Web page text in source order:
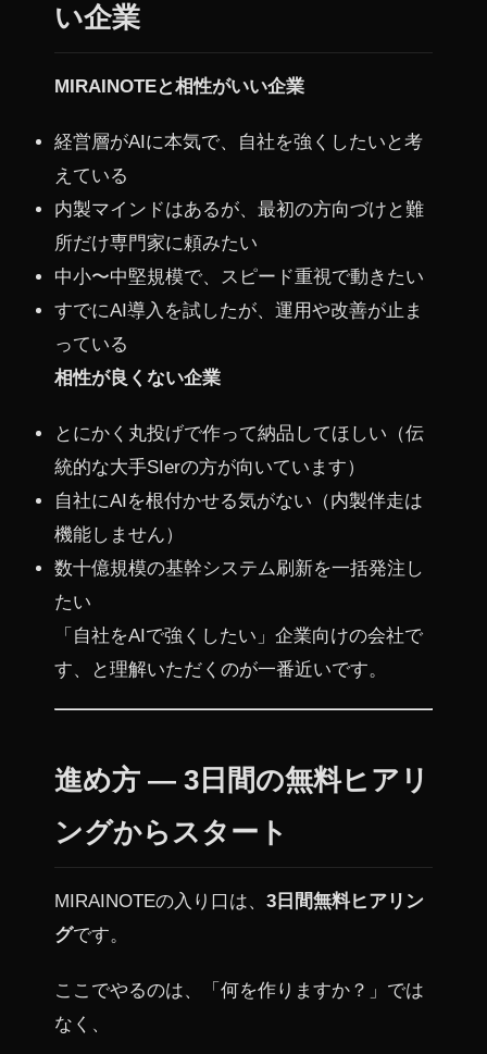
い企業
MIRAINOTEと相性がいい企業
経営層がAIに本気で、自社を強くしたいと考
えている
内製マインドはあるが、最初の方向づけと難
所だけ専門家に頼みたい
中小〜中堅規模で、スピード重視で動きたい
すでにAI導入を試したが、運用や改善が止ま
っている
相性が良くない企業
とにかく丸投げで作って納品してほしい（伝
統的な大手SIerの方が向いています）
自社にAIを根付かせる気がない（内製伴走は
機能しません）
数十億規模の基幹システム刷新を一括発注し
たい
「自社をAIで強くしたい」企業向けの会社で
す、と理解いただくのが一番近いです。
進め方 — 3日間の無料ヒアリ
ングからスタート
MIRAINOTEの入り口は、 3日間無料ヒアリン
グです。
ここでやるのは、「何を作りますか？」では
なく、